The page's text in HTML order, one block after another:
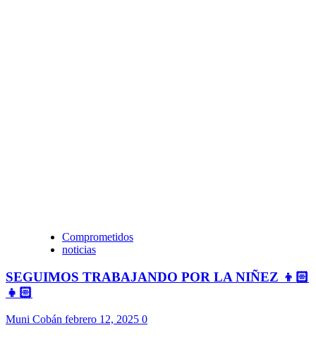
Comprometidos
noticias
SEGUIMOS TRABAJANDO POR LA NIÑEZ 👦🏻
👧🏻
Muni Cobán febrero 12, 2025 0